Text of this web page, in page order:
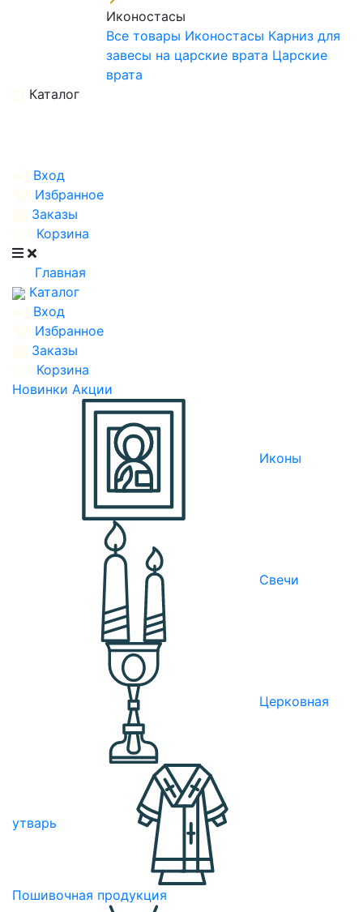
Иконостасы
Все товары Иконостасы Карниз для
завесы на царские врата Царские
врата
Каталог
Вход
Избранное
Заказы
Корзина
Главная
Каталог
Вход
Избранное
Заказы
Корзина
Новинки Акции
Иконы
Свечи
Церковная
утварь
Пошивочная продукция